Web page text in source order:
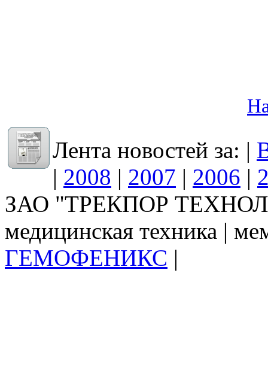
Лента новостей за: |
| 2008 | 2007 | 2006 |
ЗАО "ТРЕКПОР
медицинская техника |
ГЕМОФЕНИКС |